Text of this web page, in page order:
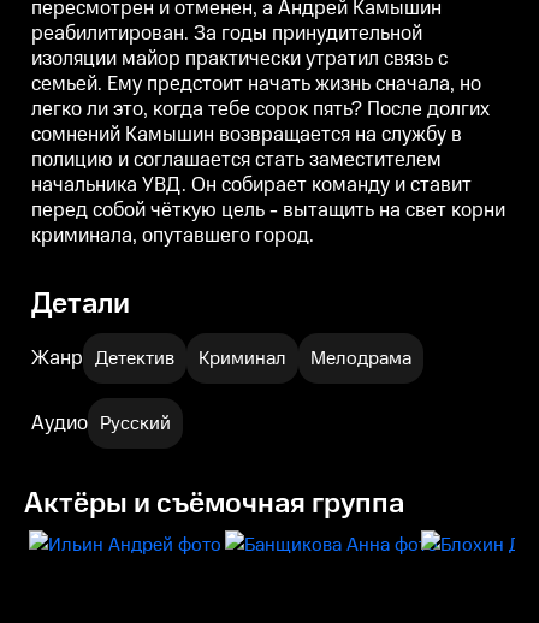
Камышин возвращается на
службу в полицию и
соглашается стать заместителем
начальника УВД. Он собирает
команду и ставит перед собой
чёткую цель - вытащить на свет
корни криминала, опутавшего
город.
Камышин возвращается на
службу в полицию и
соглашается стать заместителем
начальника УВД. Он собирает
команду и ставит перед собой
чёткую цель - вытащить на свет
корни криминала, опутавшего
город.
пересмотрен и отменен, а Андрей Камышин
реабилитирован. За годы принудительной
изоляции майор практически утратил связь с
семьей. Ему предстоит начать жизнь сначала, но
легко ли это, когда тебе сорок пять? После долгих
сомнений Камышин возвращается на службу в
полицию и соглашается стать заместителем
начальника УВД. Он собирает команду и ставит
перед собой чёткую цель - вытащить на свет корни
криминала, опутавшего город.
Детали
Жанр Детектив Криминал Мелодрама
Аудио Русский
Актёры и съёмочная группа